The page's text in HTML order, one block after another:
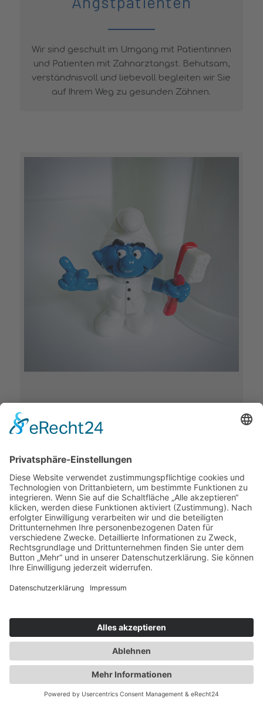
Wir sind geschult im Umgang mit Patientinnen
und Patienten mit Zahnarztangst. Behutsam,
verständnisvoll und liebevoll begleiten wir Sie
auf Ihrem Weg zu gesunden Zähnen.
Besondere Umstände erfordern besondere
Maßnahmen. Schnarcherschienen bei
Schlafapnoe, Sportmundschutz für
verschiedene Sportarten, Zahnschmuck aus
Gold oder mit glitzernden Schmucksteinen,
Vampirzähne für Halloween, oder ein paar
stylische Grillz – wir machen es möglich.
Sprechen Sie uns gerne bei Ihrem nächsten
Besuch an!
2024 Gemeinschaftspraxis Raff Dreidoppel | Gemacht von
Kontakt
Impressum Datenschutz